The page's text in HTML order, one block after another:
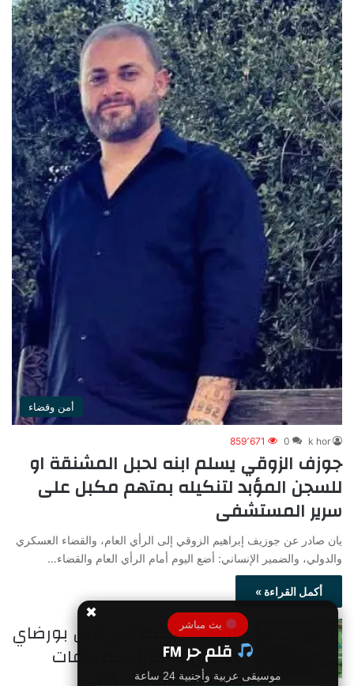
✖
بث مباشر
قلم حر FM
موسيقى عربية وأجنبية 24 ساعة
أمن وقضاء
k hor
0 859٬671
جوزف الزوقي يسلم ابنه لحبل المشنقة او
للسجن المؤبد لتنكيله بمتهم مكبل على
سرير المستشفى
يان صادر عن جوزيف إبراهيم الزوقي إلى الرأي العام، والقضاء العسكري
والدولي، والضمير الإنساني: ​أضع اليوم أمام الرأي العام والقضاء…
أكمل القراءة »
“الريجي” تضبط في عين بورضاي
وبدنايل والفرزل مصنوعات